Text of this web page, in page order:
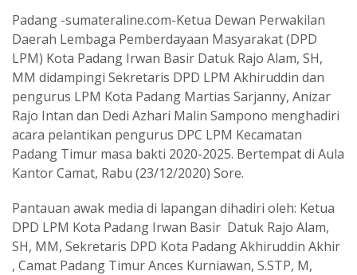
Padang -sumateraline.com-Ketua Dewan Perwakilan
Daerah Lembaga Pemberdayaan Masyarakat (DPD
LPM) Kota Padang Irwan Basir Datuk Rajo Alam, SH,
MM didampingi Sekretaris DPD LPM Akhiruddin dan
pengurus LPM Kota Padang Martias Sarjanny, Anizar
Rajo Intan dan Dedi Azhari Malin Sampono menghadiri
acara pelantikan pengurus DPC LPM Kecamatan
Padang Timur masa bakti 2020-2025. Bertempat di Aula
Kantor Camat, Rabu (23/12/2020) Sore.
Pantauan awak media di lapangan dihadiri oleh: Ketua
DPD LPM Kota Padang Irwan Basir Datuk Rajo Alam,
SH, MM, Sekretaris DPD Kota Padang Akhiruddin Akhir
, Camat Padang Timur Ances Kurniawan, S.STP, M,